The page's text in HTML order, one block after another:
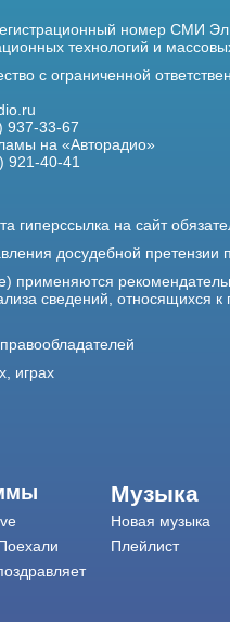
номер СМИ Эл
технологий и
с ограниченной
937-33-67
на «Авторадио»
921-40-41
гиперссылка на сайт
досудебной
применяются
сведений, относящихся
играх
Музыка
Новая музыка
Плейлист